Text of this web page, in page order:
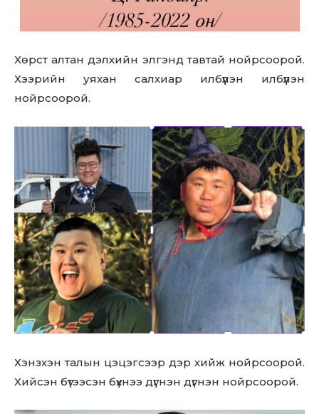
Хөрст алтан дэлхийн элгэнд тавтай нойрсоорой.
Хээрийн уяхан салхиар илбүүлэн илбүүлэн
нойрсоорой.
Хэнзхэн талын цэцэгсээр дэр хийж нойрсоорой.
Хийсэн бүтээсэн бүхнээ дүгнэн дүгнэн нойрсоорой.